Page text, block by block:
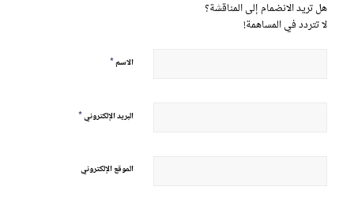
هل تريد الانضمام إلى المناقشة؟
لا تتردد في المساهمة!
الاسم*
البريد الإلكتروني*
الموقع الإلكتروني